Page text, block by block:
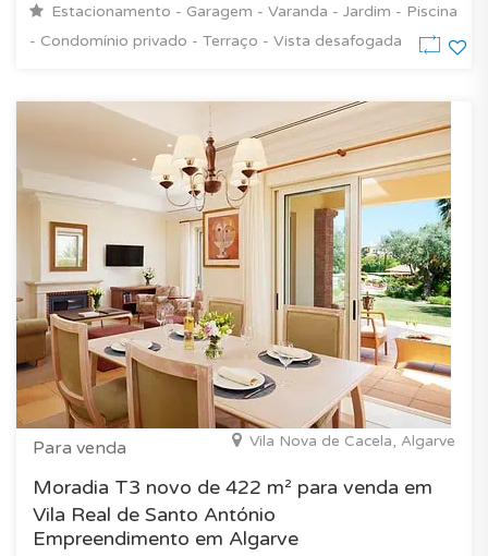
Estacionamento - Garagem - Varanda - Jardim - Piscina
- Condomínio privado - Terraço - Vista desafogada
Para venda Vila Nova de Cacela, Algarve
Moradia T3 novo de 422 m² para venda em
Vila Real de Santo António
Empreendimento em Algarve